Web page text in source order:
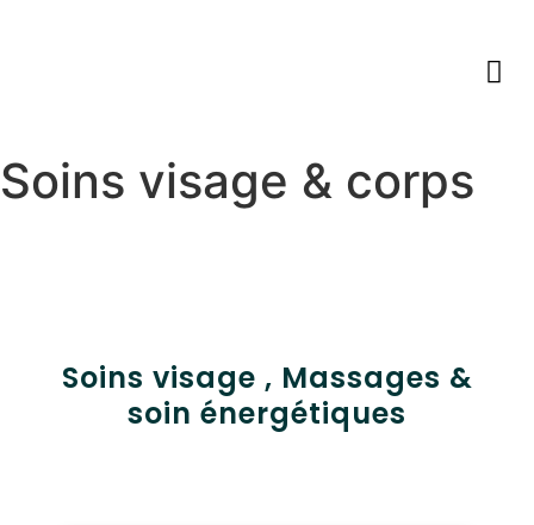
Soins visage & corps
Soins visage , Massages &
soin énergétiques